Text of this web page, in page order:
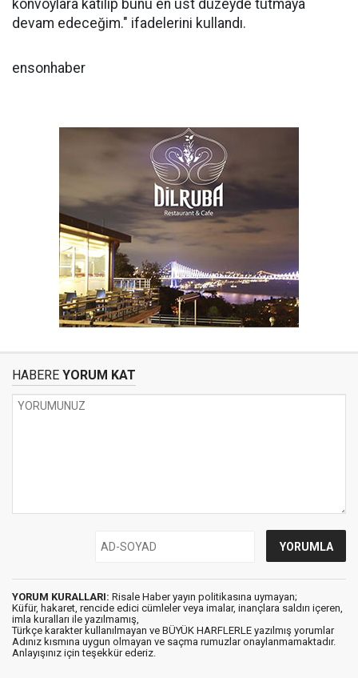
konvoylara katılıp bunu en üst düzeyde tutmaya
devam edeceğim." ifadelerini kullandı.
ensonhaber
HABERE YORUM KAT
YORUM KURALLARI: Risale Haber yayın politikasına uymayan;
Küfür, hakaret, rencide edici cümleler veya imalar, inançlara saldırı içeren,
imla kuralları ile yazılmamış,
Türkçe karakter kullanılmayan ve BÜYÜK HARFLERLE yazılmış yorumlar
Adınız kısmına uygun olmayan ve saçma rumuzlar onaylanmamaktadır.
Anlayışınız için teşekkür ederiz.